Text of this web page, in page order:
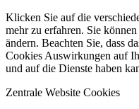
Klicken Sie auf die
mehr zu erfahren. Sie
ändern. Beachten Sie, dass
Cookies Auswirkungen auf
und auf die Dienste haben
Zentrale Website Cookies